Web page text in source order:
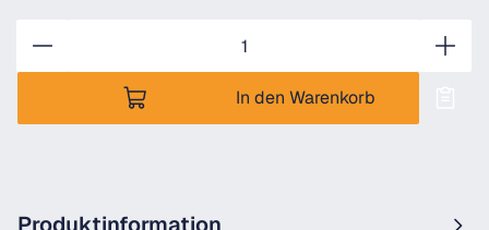
In den Warenkorb